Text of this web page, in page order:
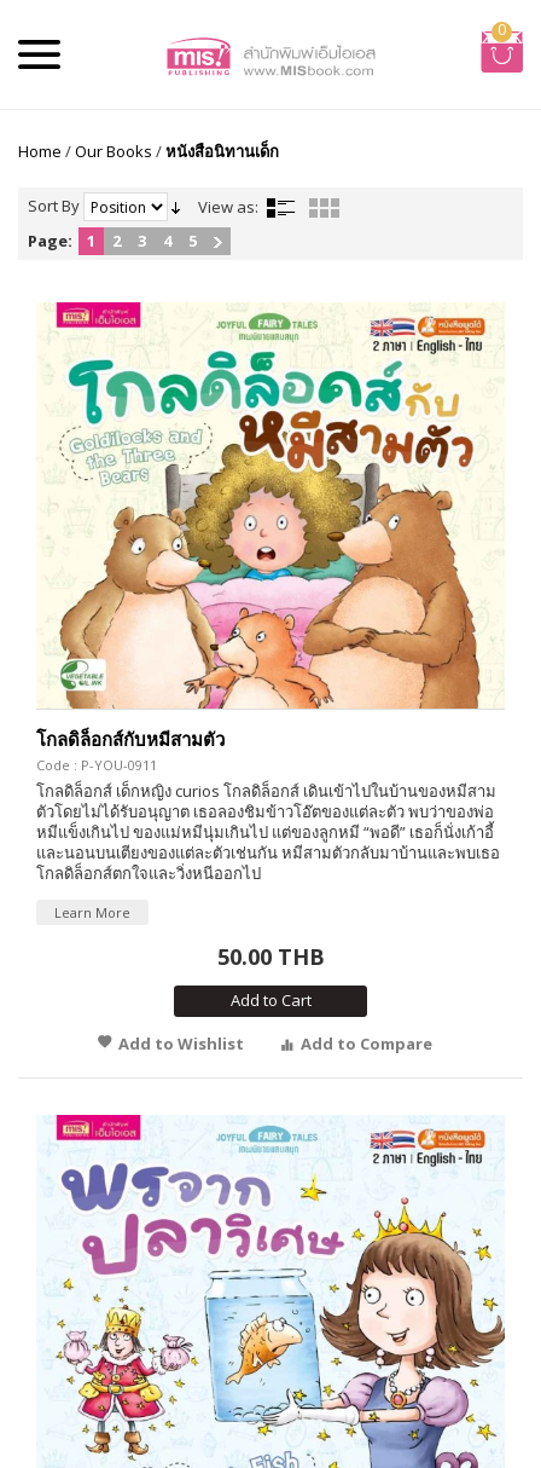
0
Home /Our Books /หนังสือนิทานเด็ก
Sort By
View as:
Page:
1 2 3 4 5
โกลดิล็อกส์กับหมีสามตัว
Code : P-YOU-0911
โกลดิล็อกส์ เด็กหญิง curios โกลดิล็อกส์ เดินเข้าไปในบ้านของหมีสาม
ตัวโดยไม่ได้รับอนุญาต เธอลองชิมข้าวโอ๊ตของแต่ละตัว พบว่าของพ่อ
หมีแข็งเกินไป ของแม่หมีนุ่มเกินไป แต่ของลูกหมี “พอดี” เธอก็นั่งเก้าอี้
และนอนบนเตียงของแต่ละตัวเช่นกัน หมีสามตัวกลับมาบ้านและพบเธอ
โกลดิล็อกส์ตกใจและวิ่งหนีออกไป
Learn More
50.00 THB
Add to Cart
Add to Wishlist
Add to Compare